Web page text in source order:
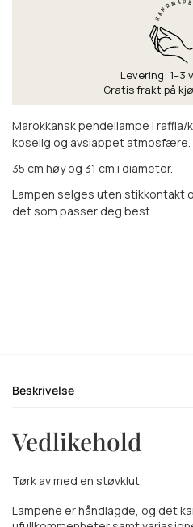
Levering: 1–3
Gratis frakt på
Marokkansk pendellampe i
koselig og avslappet atmosfære.
35 cm høy og 31 cm i diameter.
Lampen selges uten stikkontakt
det som passer deg best.
Beskrivelse
Vedlikehold
Tørk av med en støvklut.
Lampene er håndlagde, og det